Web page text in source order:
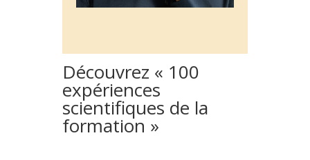
Découvrez « 100
expériences
scientifiques de la
formation »